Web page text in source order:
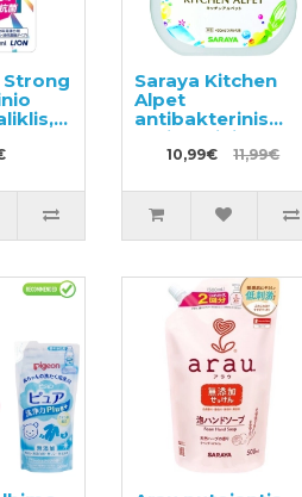
Strong
Saraya Kitchen
Alpet
antibakterinis
antiseptinis
skystis rankų
400ml
10,99€ 11,99€